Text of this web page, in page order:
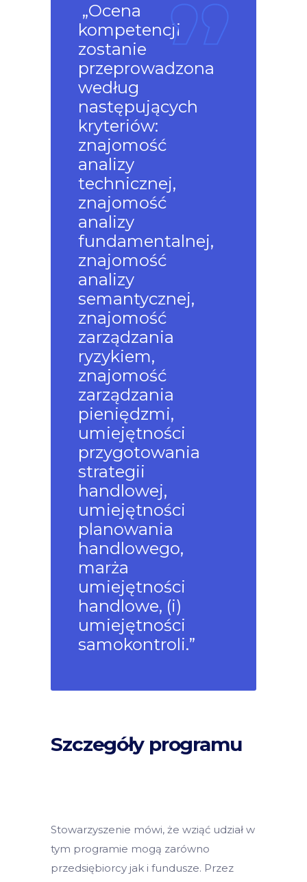
„Ocena
kompetencji
zostanie
przeprowadzona
według
następujących
kryteriów:
znajomość
analizy
technicznej,
znajomość
analizy
fundamentalnej,
znajomość
analizy
semantycznej,
znajomość
zarządzania
ryzykiem,
znajomość
zarządzania
pieniędzmi,
umiejętności
przygotowania
strategii
handlowej,
umiejętności
planowania
handlowego,
marża
umiejętności
handlowe, (i)
umiejętności
samokontroli.”
Szczegółyprogramu
Stowarzyszenie mówi, że wziąć udział w
tym programie mogą zarówno
przedsiębiorcy jak i fundusze. Przez